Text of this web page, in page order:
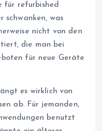
für refurbished
schwanken, was
nicht von den
die man bei
für neue Geräte
es wirklich von
ab. Für jemanden,
benutzt